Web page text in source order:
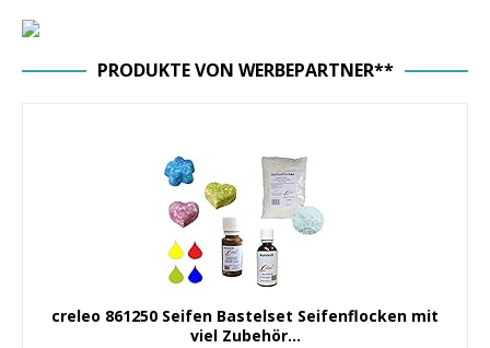
PRODUKTE VON WERBEPARTNER**
creleo 861250 Seifen Bastelset Seifenflocken mit
viel Zubehör...